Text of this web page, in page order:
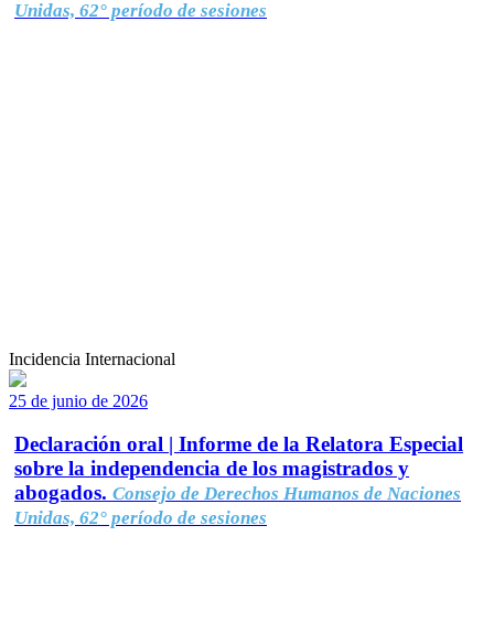
Unidas, 62° período de sesiones
Incidencia Internacional
25 de junio de 2026
Declaración oral | Informe de la Relatora Especial
sobre la independencia de los magistrados y
abogados. Consejo de Derechos Humanos de Naciones
Unidas, 62° período de sesiones